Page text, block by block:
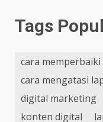
Tags
cara
cara mengatasi
digital marketing
konten digital